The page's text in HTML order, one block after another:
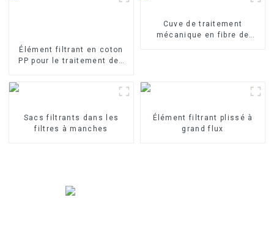
Élément filtrant en coton
PP pour le traitement des
filtrant en PP fondu-soufflé
Cuve de traitement
mécanique en fibre de
Sacs filtrants dans les
filtres à manches
Élément filtrant plissé à
grand flux